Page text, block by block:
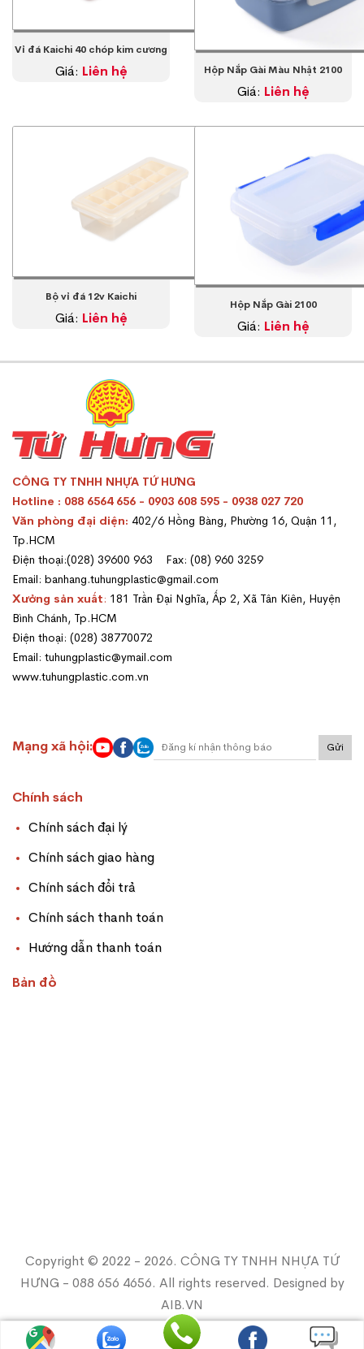
Vỉ đá Kaichi 40 chóp kim cương
Giá: Liên hệ Hộp Nắp Gài Màu Nhật 2100
Giá: Liên hệ
Bộ vỉ đá 12v Kaichi
Giá: Liên hệ
Hộp Nắp Gài 2100
Giá: Liên hệ
CÔNG TY TNHH NHỰA TỨ HƯNG
Hotline : 088 6564 656 - 0903 608 595 - 0938 027 720
Văn phòng đại diện: 402/6 Hồng Bàng, Phường 16, Quận 11,
Tp.HCM
Điện thoại:(028) 39600 963 Fax: (08) 960 3259
Email: banhang.tuhungplastic@gmail.com
Xưởng sản xuất: 181 Trần Đại Nghĩa, Ấp 2, Xã Tân Kiên, Huyện
Bình Chánh, Tp.HCM
Điện thoại: (028) 38770072
Email: tuhungplastic@ymail.com
www.tuhungplastic.com.vn
Mạng xã hội: Gửi
Chính sách
Chính sách đại lý
Chính sách giao hàng
Chính sách đổi trả
Chính sách thanh toán
Hướng dẫn thanh toán
Bản đồ
Copyright © 2022 - 2026. CÔNG TY TNHH NHỰA TỨ
HƯNG - 088 656 4656. All rights reserved. Designed by
AIB.VN